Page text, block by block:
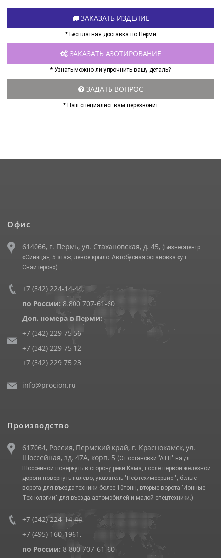
ЗАКАЗАТЬ ИЗДЕЛИЕ
* Бесплатная доставка по Перми
ЗАКАЗАТЬ АЗОТИРОВАНИЕ
* Узнать можно ли упрочнить вашу деталь?
ЗАДАТЬ ВОПРОС
* Наш специалист вам перезвонит
Офис
614066, г. Пермь, ул. Стахановская, д. 45, (Бизнес-центр
«Синица», 5 этаж, левое крыло. Автобусная остановка «ул.
Снайперов»)
+7 (342) 224-14-44,
по России: 8 800 707-61-60
Доп. номера в Перми:
+7 (342) 229 75 56
+7 (342) 229 75 12
+7 (342) 229 75 23
info@procion.ru
Производство
617064, Россия, Пермский край, г. Краснокамск, ул.
Шоссейная, зд. 47А, корп. 5 (От остановки "АТП" на ул.
Шоссейной повернуть в сторону реки Кама, после первой железной
дороги повернуть налево, указатель "Нефтехимсервис ", белые
ворота для въезда техники более 10тонн, вторые ворота "Ионные
Технологии" для въезда автомобилей и малой спецтехники.)
+7 (342) 224-14-44,
+7 (495) 160-1961 ,
по России: 8 800 707-61-60